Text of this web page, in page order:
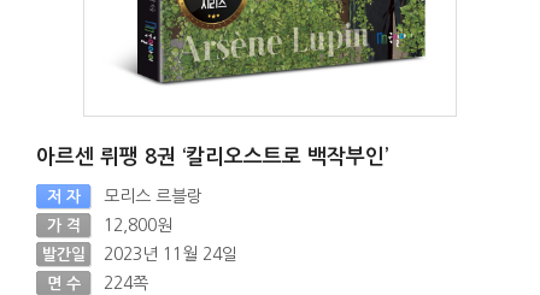
아르센 뤼팽 8권 ‘칼리오스트로 백작부인’
저 자 모리스 르블랑
가 격 12,800원
발간일 2023년 11월 24일
면 수 224쪽